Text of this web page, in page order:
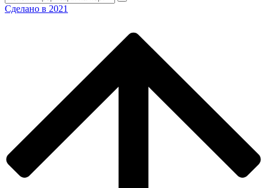
Сделано в 2021